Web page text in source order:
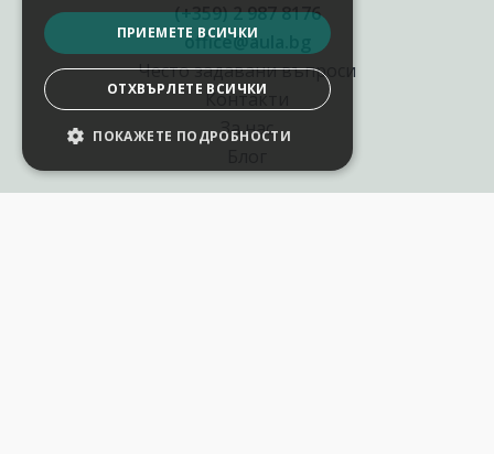
(+359) 2 987 8176
office@aula.bg
Често задавани въпроси
Контакти
За нас
ПРИЕМЕТЕ ВСИЧКИ
ОТХВЪРЛЕТЕ ВСИЧКИ
ПОКАЖЕТЕ ПОДРОБНОСТИ